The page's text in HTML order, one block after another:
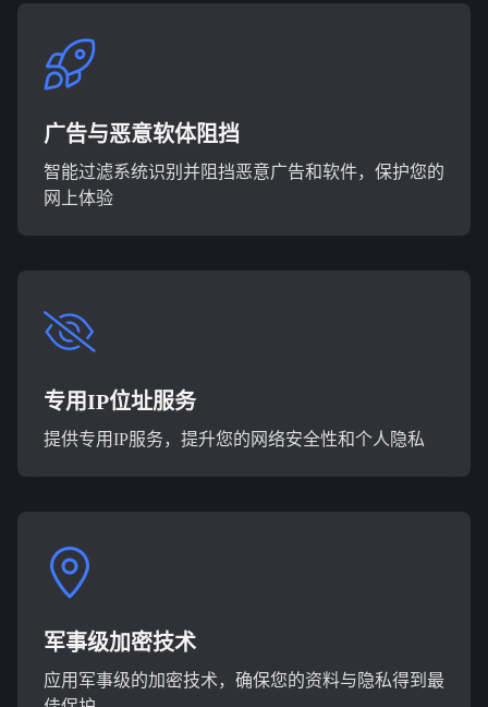
广告与恶意软体阻挡
智能过滤系统识别并阻挡恶意广告和软件，保护您的
网上体验
专用IP位址服务
提供专用IP服务，提升您的网络安全性和个人隐私
军事级加密技术
应用军事级的加密技术，确保您的资料与隐私得到最